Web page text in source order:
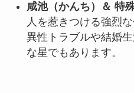
咸池（かんち）＆ 特
人を惹きつける強烈
異性トラブルや結婚
な星でもあります。